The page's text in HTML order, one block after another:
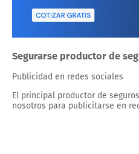
Segurarse productor de
Publicidad en redes sociales
El principal productor de
nosotros para publicitarse en